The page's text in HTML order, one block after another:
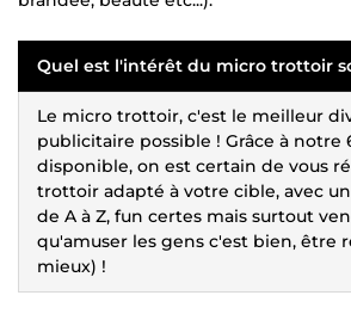
Quel est l'intérêt du micro trottoir
Le micro trottoir, c'est le meilleur
publicitaire possible ! Grâce à notre
disponible, on est certain de vous
trottoir adapté à votre cible, avec
de A à Z, fun certes mais surtout
qu'amuser les gens c'est bien, être
mieux) !